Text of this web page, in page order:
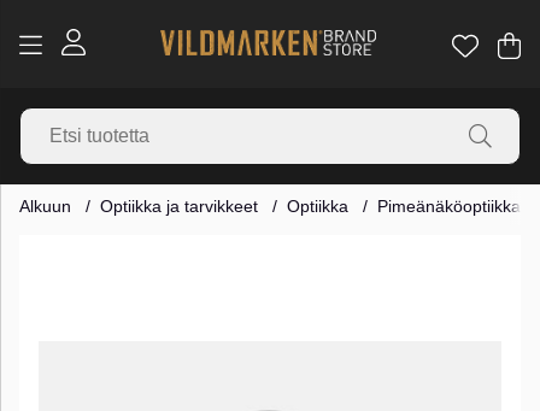
.
Alkuun Optiikka ja tarvikkeet Optiikka Pimeänäköoptiikka